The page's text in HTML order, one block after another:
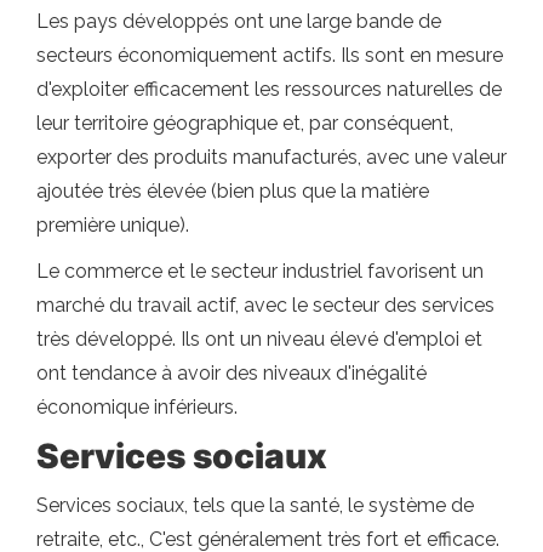
Les pays développés ont une large bande de
secteurs économiquement actifs. Ils sont en mesure
d'exploiter efficacement les ressources naturelles de
leur territoire géographique et, par conséquent,
exporter des produits manufacturés, avec une valeur
ajoutée très élevée (bien plus que la matière
première unique).
Le commerce et le secteur industriel favorisent un
marché du travail actif, avec le secteur des services
très développé. Ils ont un niveau élevé d'emploi et
ont tendance à avoir des niveaux d'inégalité
économique inférieurs.
Services sociaux
Services sociaux, tels que la santé, le système de
retraite, etc., C'est généralement très fort et efficace.